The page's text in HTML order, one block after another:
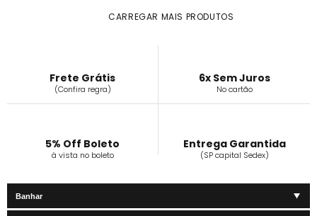
CARREGAR MAIS PRODUTOS
Frete Grátis
(Confira regra)
6x Sem Juros
No cartão
5% Off Boleto
à vista no boleto
Entrega Garantida
(SP capital Sedex)
Banhar